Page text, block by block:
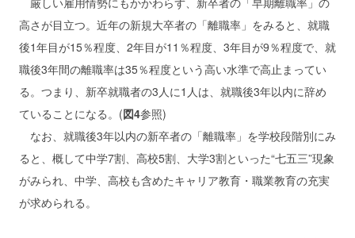
高さが目立つ。近年の新規大卒者の「離職率」をみると、就職
後1年目が15％程度、2年目が11％程度、3年目が9％程度で、就
職後3年間の離職率は35％程度という高い水準で高止まってい
る。つまり、新卒就職者の3人に1人は、就職後3年以内に辞め
ていることになる。(図4参照)
なお、就職後3年以内の新卒者の「離職率」を学校段階別にみ
ると、概して中学7割、高校5割、大学3割といった“七五三”現象
がみられ、中学、高校も含めたキャリア教育・職業教育の充実
が求められる。